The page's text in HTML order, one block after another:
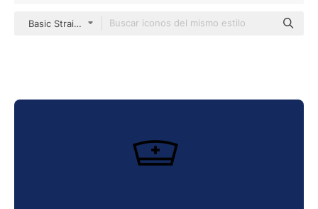
Basic Straight Lineal